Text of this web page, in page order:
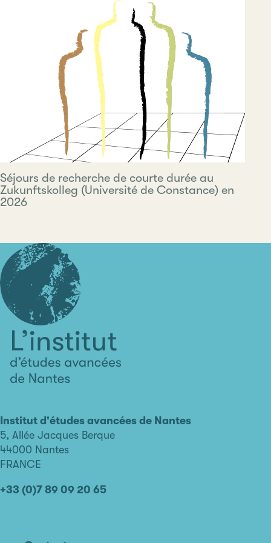
Séjours de recherche de courte durée au
Zukunftskolleg (Université de Constance) en
2026
avancées
de
Nantes
Institut d'études avancées de Nantes
5, Allée Jacques Berque
44000 Nantes
FRANCE
+33 (0)7 89 09 20 65